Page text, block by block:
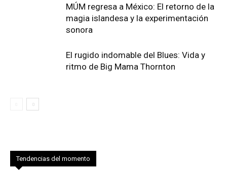
MÚM regresa a México: El retorno de la
magia islandesa y la experimentación
sonora
El rugido indomable del Blues: Vida y
ritmo de Big Mama Thornton
Tendencias del momento